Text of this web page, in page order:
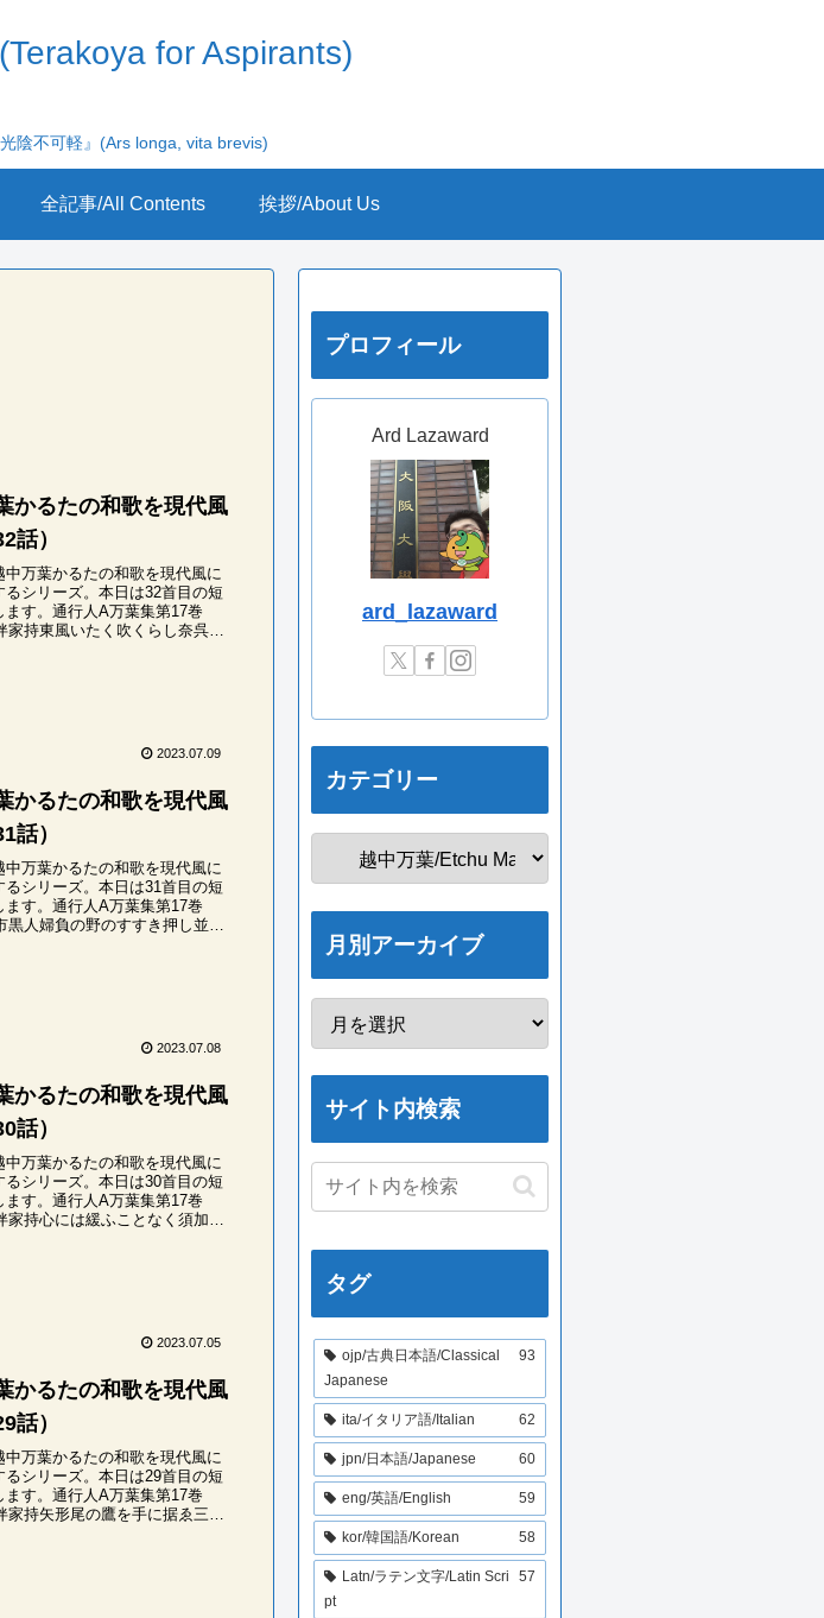
for Aspirants)
陰不可軽』(Ars longa, vita brevis)
全記事/All Contents 挨拶/About Us
かるたの和歌を現代風
話）
中万葉かるたの和歌を現代風に
るシリーズ。本日は32首目の短
ます。通行人A万葉集第17巻
家持東風いたく吹くらし奈呉の
2023.07.09
かるたの和歌を現代風
話）
中万葉かるたの和歌を現代風に
るシリーズ。本日は31首目の短
ます。通行人A万葉集第17巻
黒人婦負の野のすすき押し並べ
2023.07.08
かるたの和歌を現代風
話）
中万葉かるたの和歌を現代風に
るシリーズ。本日は30首目の短
ます。通行人A万葉集第17巻
家持心には緩ふことなく須加の
2023.07.05
かるたの和歌を現代風
話）
中万葉かるたの和歌を現代風に
るシリーズ。本日は29首目の短
ます。通行人A万葉集第17巻
家持矢形尾の鷹を手に据ゑ三島
プロフィール
Ard Lazaward
ard_lazaward
カテゴリー
月別アーカイブ
サイト内検索
タグ
ojp/古典日本語/Classical
Japanese
93
ita/イタリア語/Italian 62
jpn/日本語/Japanese 60
eng/英語/English 59
kor/韓国語/Korean 58
Latn/ラテン文字/Latin Scri
pt
57